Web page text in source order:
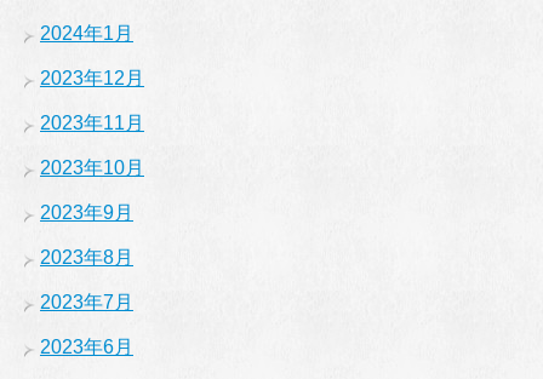
2024年1月
2023年12月
2023年11月
2023年10月
2023年9月
2023年8月
2023年7月
2023年6月